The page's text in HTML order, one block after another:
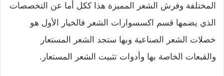
المختلفة وفرش الشعر المميزة هذا ككل أما عن التخصصات
الذي يضمها قسم اكسسوارات الشعر فالخيار الأول هو
خصلات الشعر الصناعية وبها ستجد الشعر المستعار
والقبعات الخاصة بها وأدوات تثبيت الشعر المستعار.